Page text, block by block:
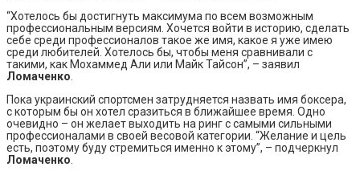
“Хотелось бы достигнуть максимума по всем возможным
профессиональным версиям. Хочется войти в историю, сделать
себе среди профессионалов такое же имя, какое я уже имею
среди любителей. Хотелось бы, чтобы меня сравнивали с
такими, как Мохаммед Али или Майк Тайсон”, – заявил
Ломаченко
Пока украинский спортсмен затрудняется назвать имя боксера,
с которым бы он хотел сразиться в ближайшее время. Одно
очевидно – он желает выходить на ринг с самыми сильными
профессионалами в своей весовой категории. “Желание и цель
есть, поэтому буду стремиться именно к этому”, – подчеркнул
Ломаченко